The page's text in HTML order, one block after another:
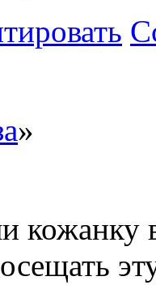
»
кожанку